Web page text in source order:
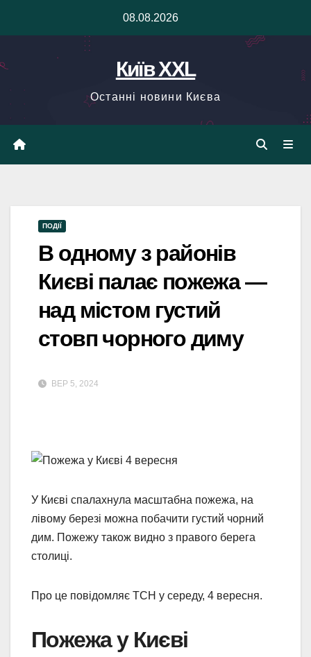
08.08.2026
Київ XXL
Останні новини Києва
ПОДІЇ
В одному з районів
Києві палає пожежа —
над містом густий
стовп чорного диму
ВЕР 5, 2024
У Києві спалахнула масштабна пожежа, на
лівому березі можна побачити густий чорний
дим. Пожежу також видно з правого берега
столиці.
Про це повідомляє ТСН у середу, 4 вересня.
Пожежа у Києві